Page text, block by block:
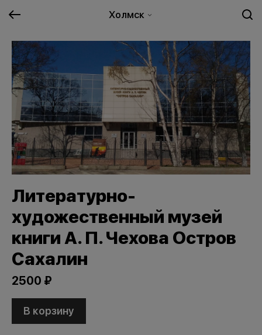
Холмск
Литературно-
художественный музей
книги А. П. Чехова Остров
Сахалин
2500 ₽
В корзину